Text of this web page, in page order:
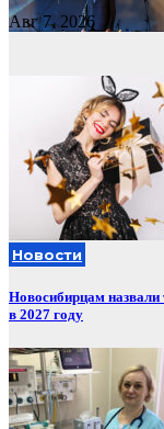
Авг 7, 2026
Новости
Новосибирцам назвали
в 2027 году